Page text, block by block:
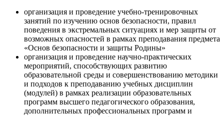
организация и проведение учебно-тренировочных
занятий по изучению основ безопасности, правил
поведения в экстремальных ситуациях и мер защиты от
возможных опасностей в рамках преподавания предмета
«Основ безопасности и защиты Родины»
организация и проведение научно-практических
мероприятий, способствующих развитию
образовательной среды и совершенствованию методики
и подходов к преподаванию учебных дисциплин
(модулей) в рамках реализации образовательных
программ высшего педагогического образования,
дополнительных профессиональных программ и